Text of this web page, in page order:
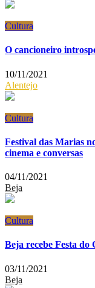
Cultura
O cancioneiro
10/11/2021
Alentejo
Cultura
Festival das Marias
cinema e conversas
04/11/2021
Beja
Cultura
Beja recebe Festa do
03/11/2021
Beja